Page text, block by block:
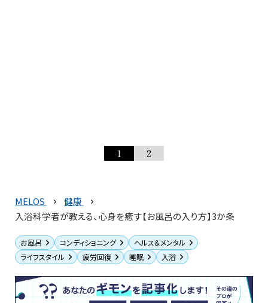
1 2
MELOS
健康
入浴科学者が教える、心身を癒す【お風呂の入り方】3か条
お風呂 コンディショニング
ヘルス＆メンタル
ライフスタイル
疲労回復 睡眠 入浴